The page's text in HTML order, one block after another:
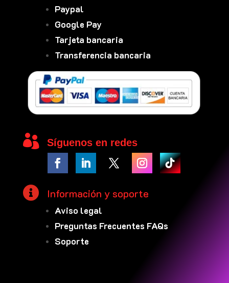
Paypal
Google Pay
Tarjeta bancaria
Transferencia bancaria
 Síguenos en redes
 Información y soporte
Aviso legal
Preguntas Frecuentes FAQs
Soporte